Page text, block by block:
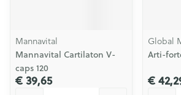
Mannavital
Mannavital Cartilaton V-
caps 120
€ 39,65
Global
Arti-
€